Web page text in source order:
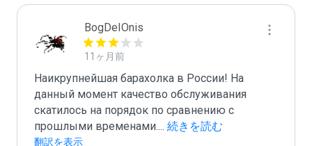
BogDeIOnis
11ヶ月前
Наикрупнейшая барахолка в России! На
данный момент качество обслуживания
скатилось на порядок по сравнению с
прошлыми временами.... 続きを読む
翻訳を表示